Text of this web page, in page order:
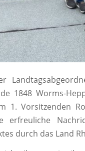
1848 Worms-
1. Vorsitzenden
erfreuliche
durch das Land